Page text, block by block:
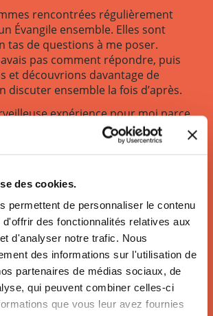
des cookies.
permettent de personnaliser le contenu
des fonctionnalités relatives aux
d'analyser notre trafic. Nous
des informations sur l'utilisation de
partenaires de médias sociaux, de
qui peuvent combiner celles-ci
que vous leur avez fournies
rencontrées régulièrement
Évangile ensemble. Elles sont
tas de questions à me poser.
pas comment répondre, puis
et découvrions davantage de
discuter ensemble la fois d’après.
expérience pour moi parce
mes amies tandis qu’elles
est Jésus. Et à la fin du processus,
instrument au moment où nous
le moins – et cela n’est
que par sa grâce.
ATTEINDRE LES ÉTUDIANTS DE 2020
TÉMOIGNAGES